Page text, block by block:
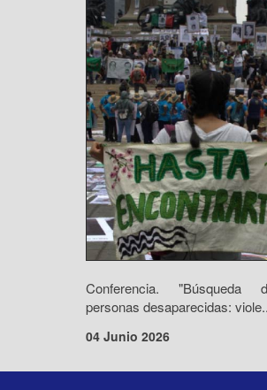
Conferencia. "Búsqueda
personas desaparecidas:
04 Junio 2026